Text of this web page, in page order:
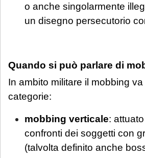
o anche singolarmente
un disegno persecutorio
Quando si può parlare di
In ambito militare il mobbing
categorie:
mobbing verticale:
confronti dei soggetti con
(talvolta definito anche